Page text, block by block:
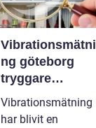
Vibrationsmätni
ng göteborg
tryggare
markarbeten i
tät stadsmiljö
Vibrationsmätning
har blivit en